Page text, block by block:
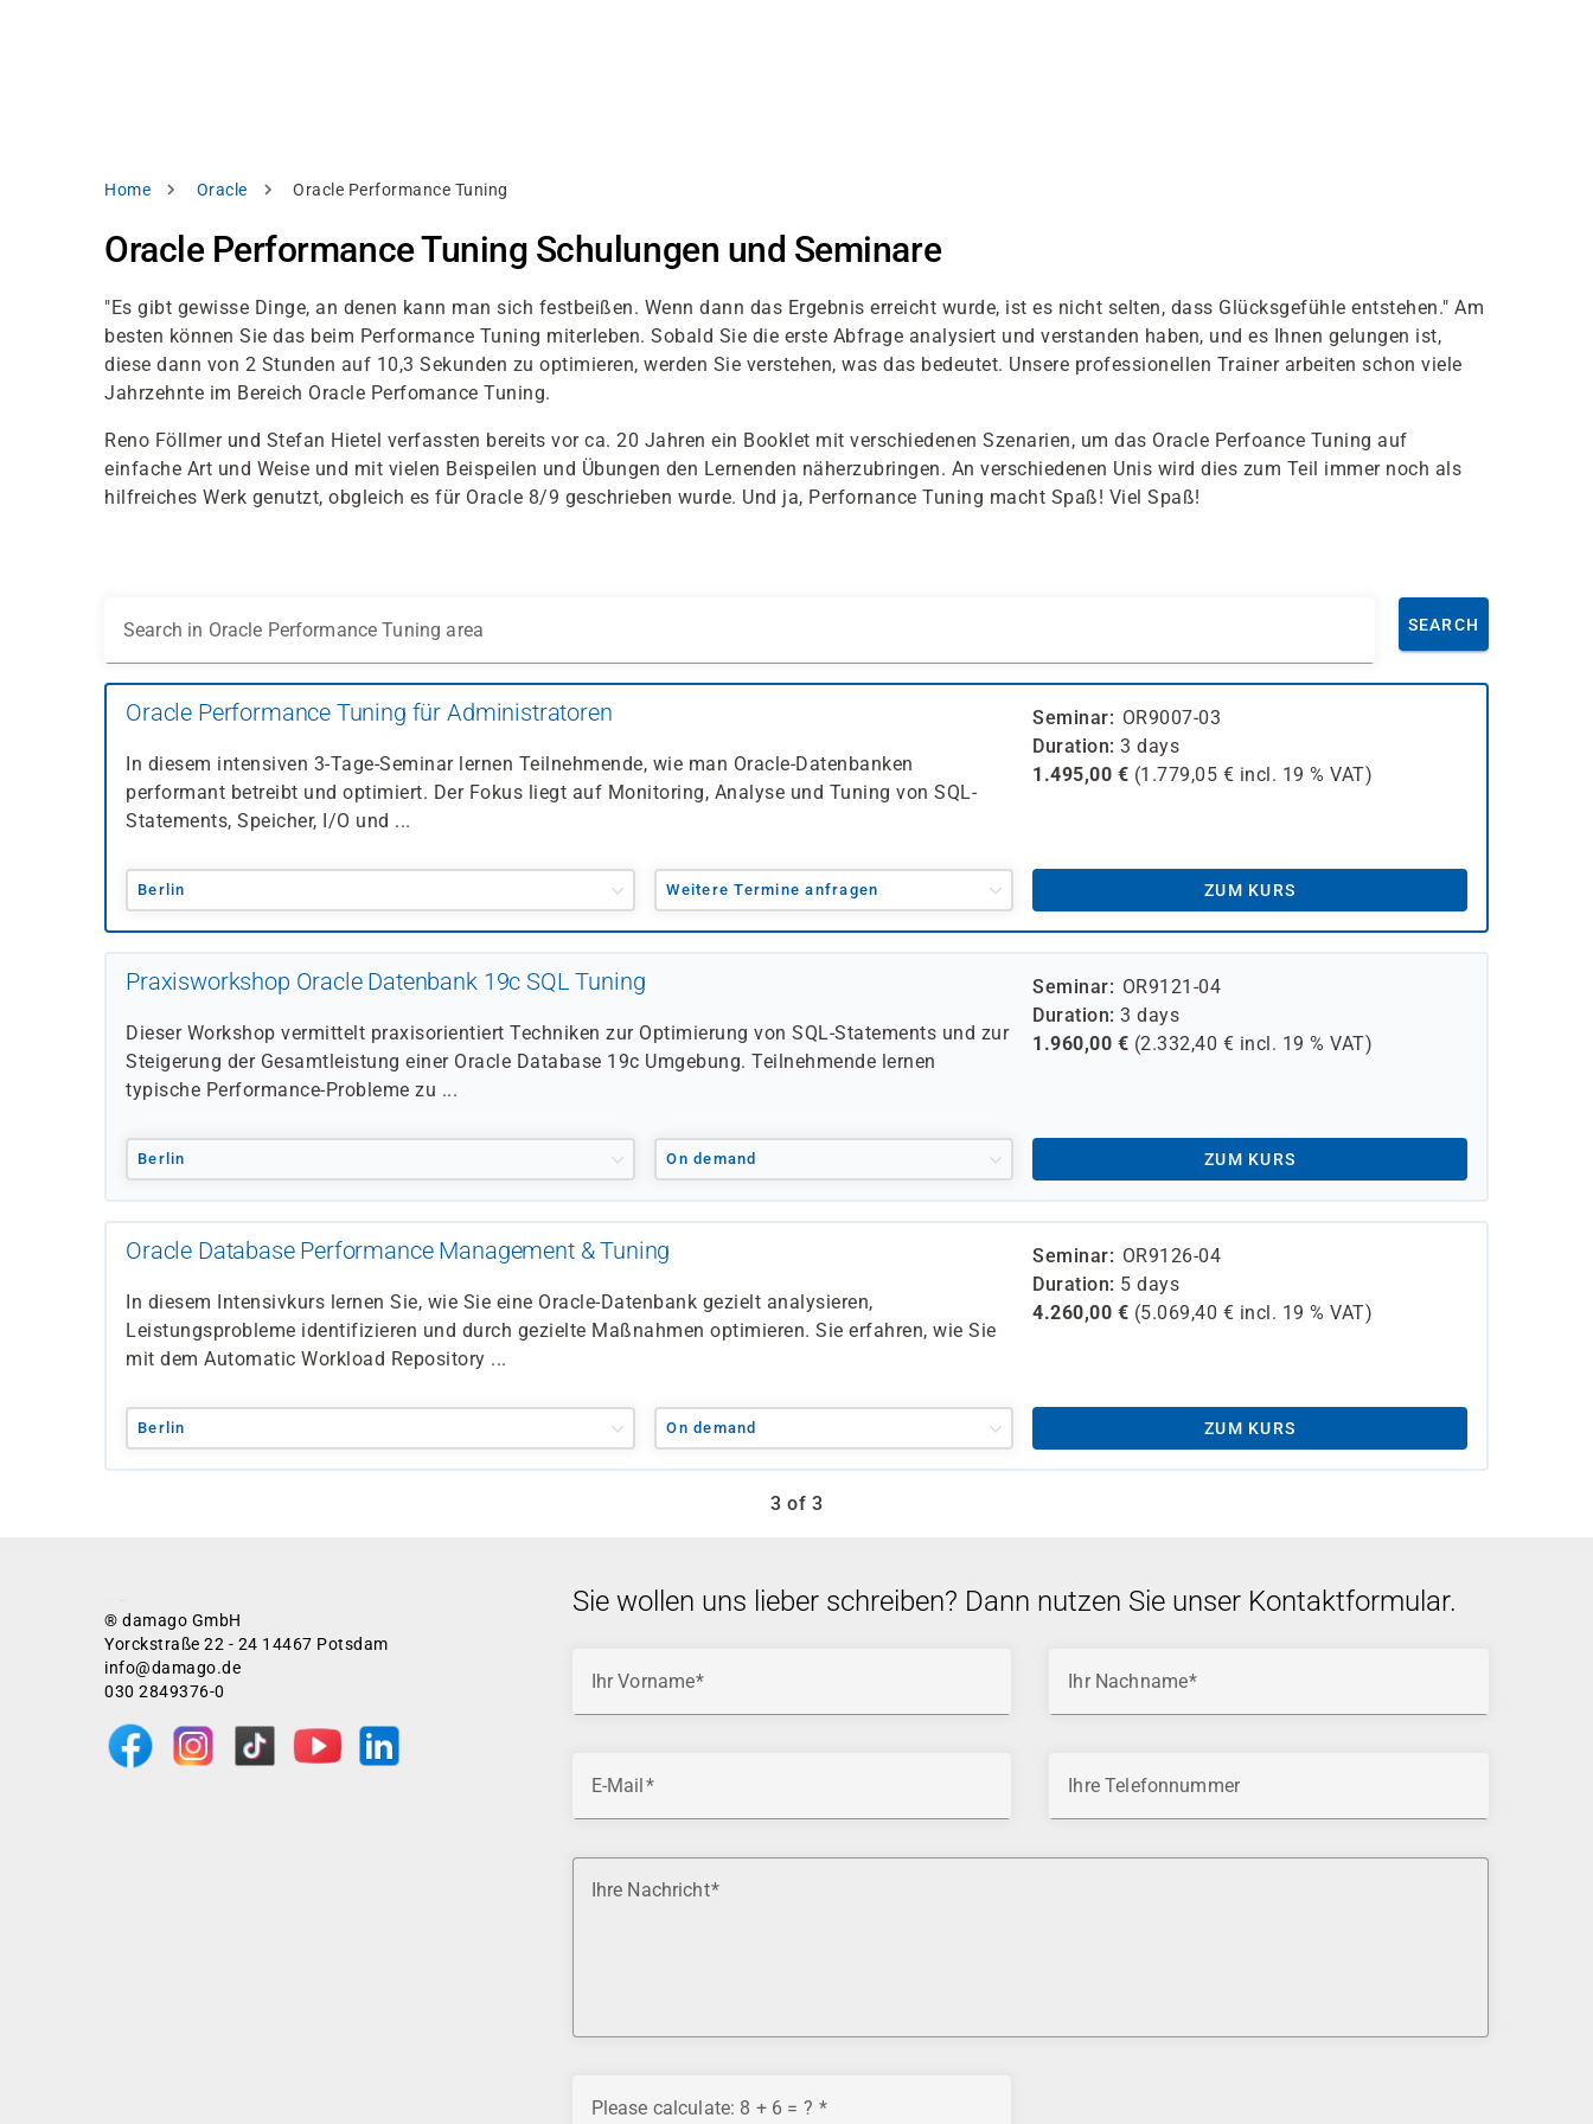
Breadcrumb
Home Oracle Oracle Performance Tuning
Oracle Performance Tuning Schulungen und Seminare
"Es gibt gewisse Dinge, an denen kann man sich festbeißen. Wenn dann das Ergebnis erreicht wurde, ist es nicht selten, dass Glücksgefühle entstehen." Am
besten können Sie das beim Performance Tuning miterleben. Sobald Sie die erste Abfrage analysiert und verstanden haben, und es Ihnen gelungen ist,
diese dann von 2 Stunden auf 10,3 Sekunden zu optimieren, werden Sie verstehen, was das bedeutet. Unsere professionellen Trainer arbeiten schon viele
Jahrzehnte im Bereich Oracle Perfomance Tuning.
Reno Föllmer und Stefan Hietel verfassten bereits vor ca. 20 Jahren ein Booklet mit verschiedenen Szenarien, um das Oracle Perfoance Tuning auf
einfache Art und Weise und mit vielen Beispeilen und Übungen den Lernenden näherzubringen. An verschiedenen Unis wird dies zum Teil immer noch als
hilfreiches Werk genutzt, obgleich es für Oracle 8/9 geschrieben wurde. Und ja, Perfornance Tuning macht Spaß! Viel Spaß!
Search in Oracle Performance Tuning area SEARCH
Oracle Performance Tuning für Administratoren
In diesem intensiven 3-Tage-Seminar lernen Teilnehmende, wie man Oracle-Datenbanken
performant betreibt und optimiert. Der Fokus liegt auf Monitoring, Analyse und Tuning von SQL-
Statements, Speicher, I/O und ...
Seminar
OR9007-03
Duration 3 days
1.495,00 € (1.779,05 € incl. 19 % VAT)
Berlin Weitere Termine anfragen ZUM KURS
Praxisworkshop Oracle Datenbank 19c SQL Tuning
Dieser Workshop vermittelt praxisorientiert Techniken zur Optimierung von SQL-Statements und zur
Steigerung der Gesamtleistung einer Oracle Database 19c Umgebung. Teilnehmende lernen
typische Performance-Probleme zu ...
Seminar
OR9121-04
Duration 3 days
1.960,00 € (2.332,40 € incl. 19 % VAT)
Berlin On demand ZUM KURS
Oracle Database Performance Management & Tuning
In diesem Intensivkurs lernen Sie, wie Sie eine Oracle-Datenbank gezielt analysieren,
Leistungsprobleme identifizieren und durch gezielte Maßnahmen optimieren. Sie erfahren, wie Sie
mit dem Automatic Workload Repository ...
Seminar
OR9126-04
Duration 5 days
4.260,00 € (5.069,40 € incl. 19 % VAT)
Berlin On demand ZUM KURS
3 of 3
® damago GmbH
Yorckstraße 22 - 24 14467 Potsdam
info@damago.de
030 2849376-0
Sie wollen uns lieber schreiben? Dann nutzen Sie unser Kontaktformular.
Ihr Vorname Ihr Nachname
E-Mail Ihre Telefonnummer
Ihre Nachricht
Please calculate: 8 + 6 = ?